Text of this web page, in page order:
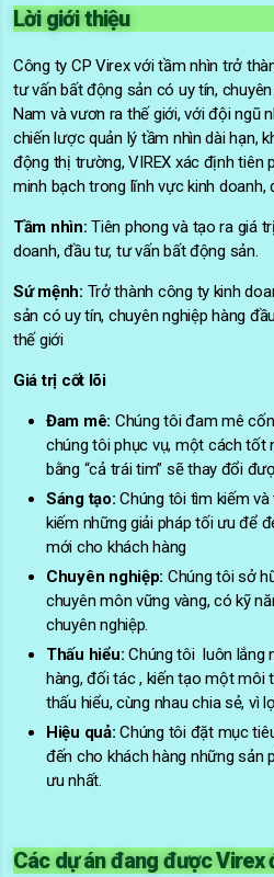
Lời giới thiệu
Công ty CP Virex với tầm nhìn trở
tư vấn bất động sản có uy tín,
Nam và vươn ra thế giới, với đội ngũ
chiến lược quản lý tầm nhìn dài hạn,
động thị trường, VIREX xác định tiên
minh bạch trong lĩnh vực kinh doanh,
Tầm nhìn: Tiên phong và tạo ra giá
doanh, đầu tư, tư vấn bất động sản.
Sứ mệnh: Trở thành công ty kinh
sản có uy tín, chuyên nghiệp hàng
thế giới
Giá trị cốt lõi
Đam mê: Chúng tôi đam mê
chúng tôi phục vụ, một cách tốt
bằng “cả trái tim” sẽ thay đổi
Sáng tạo: Chúng tôi tìm kiếm
kiếm những giải pháp tối ưu để
mới cho khách hàng
Chuyên nghiệp: Chúng tôi sở
chuyên môn vững vàng, có kỹ
chuyên nghiệp.
Thấu hiểu: Chúng tôi luôn lắng
hàng, đối tác , kiến tạo một
thấu hiểu, cùng nhau chia sẻ, vì
Hiệu quả: Chúng tôi đặt mục
đến cho khách hàng những sản
ưu nhất.
Các dự án đang được Virex